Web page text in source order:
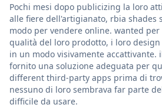
Pochi mesi dopo publicizing la loro
alle fiere dell'artigianato, rbia shades
modo per vendere online. wanted
qualità del loro prodotto, i loro
in un modo visivamente accattivante.
fornito una soluzione adeguata per
different third-party apps prima di
nessuno di loro sembrava far parte
difficile da usare.